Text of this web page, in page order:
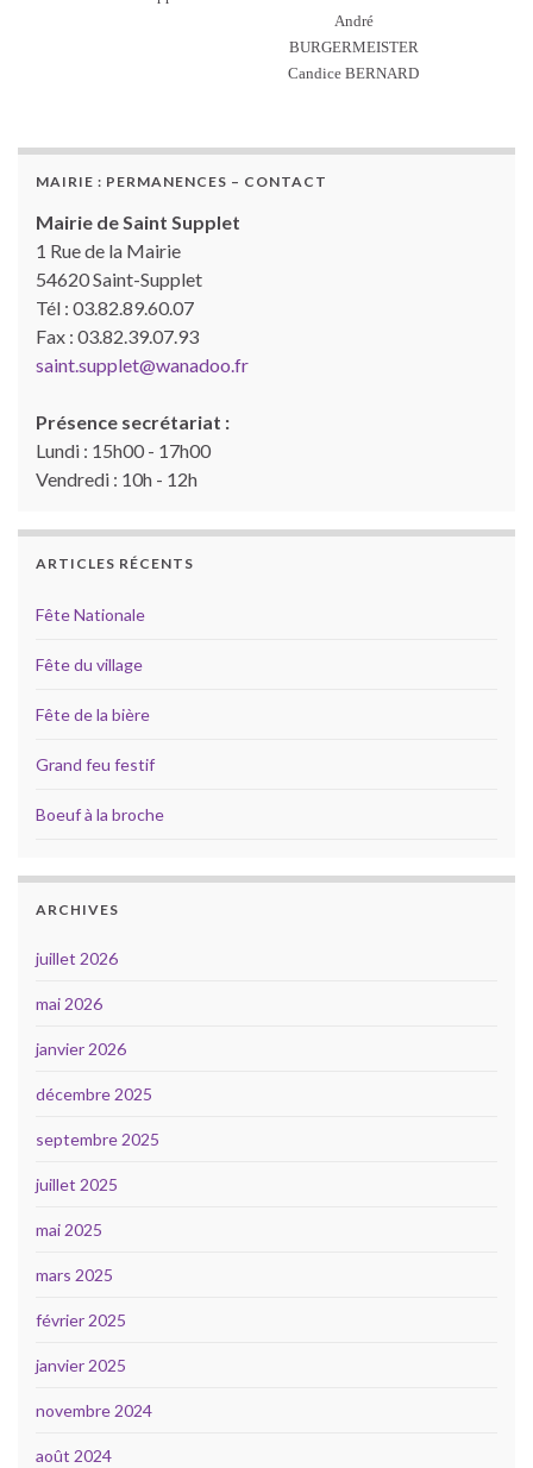
André
BURGERMEISTER
Candice BERNARD
MAIRIE : PERMANENCES – CONTACT
Mairie de Saint Supplet
1 Rue de la Mairie
54620 Saint-Supplet
Tél : 03.82.89.60.07
Fax : 03.82.39.07.93
saint.supplet@wanadoo.fr
Présence secrétariat :
Lundi : 15h00 - 17h00
Vendredi : 10h - 12h
ARTICLES RÉCENTS
Fête Nationale
Fête du village
Fête de la bière
Grand feu festif
Boeuf à la broche
ARCHIVES
juillet 2026
mai 2026
janvier 2026
décembre 2025
septembre 2025
juillet 2025
mai 2025
mars 2025
février 2025
janvier 2025
novembre 2024
août 2024